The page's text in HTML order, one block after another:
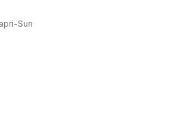
Sun